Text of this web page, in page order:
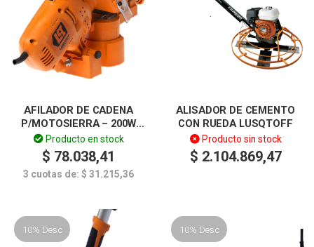
AFILADOR DE CADENA
P/MOTOSIERRA – 200W
LUSQTOFF
Producto en stock
$ 78.038,41
3 cuotas de: $ 31.215,36
ALISADOR DE CEMENTO
CON RUEDA LUSQTOFF
Producto sin stock
$ 2.104.869,47
10% Desc 10% Desc